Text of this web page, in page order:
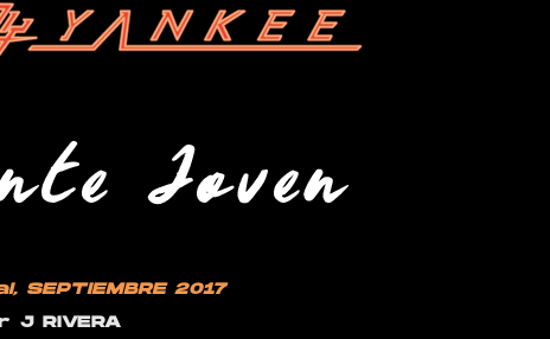
, SEPTIEMBRE 2017
J RIVERA